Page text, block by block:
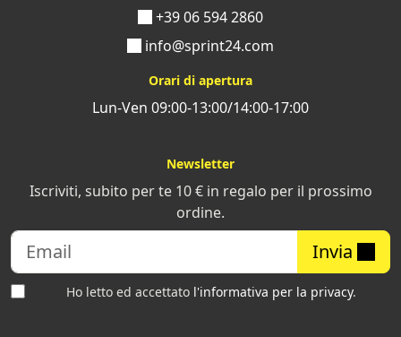
+39 06 594 2860
info@sprint24.com
Orari di apertura
Lun-Ven 09:00-13:00/14:00-17:00
Newsletter
Iscriviti, subito per te 10 € in regalo per il prossimo
ordine.
Invia
Ho letto ed accettato l'informativa per la privacy.